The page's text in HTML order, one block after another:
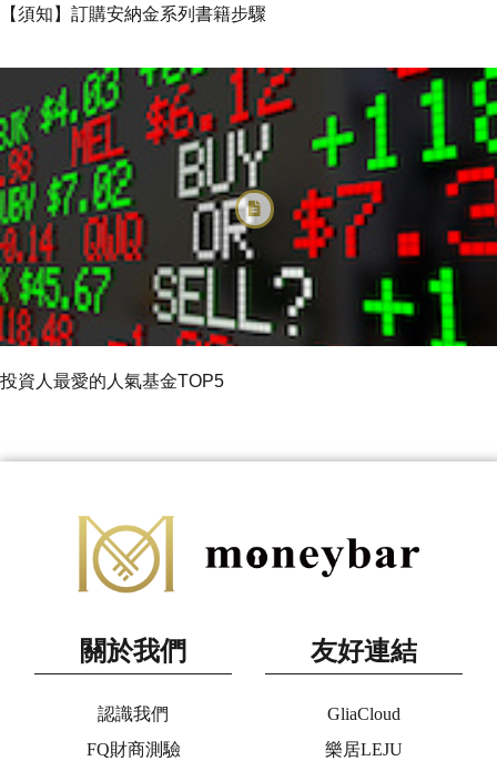
【須知】訂購安納金系列書籍步驟
投資人最愛的人氣基金TOP5
關於我們
認識我們
FQ財商測驗
友好連結
GliaCloud
樂居LEJU